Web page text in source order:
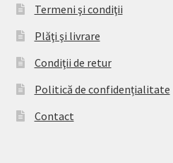
Termeni şi condiţii
Plăţi şi livrare
Condiţii de retur
Politică de confidențialitate
Contact